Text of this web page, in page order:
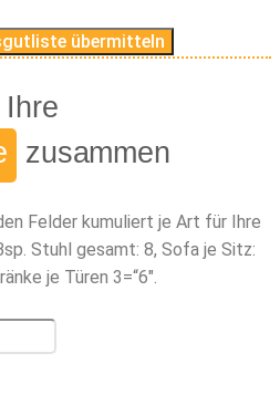
übermitteln
zusammen
Felder kumuliert je Art für Ihre
Stuhl gesamt: 8, Sofa je Sitz:
je Türen 3=“6″.